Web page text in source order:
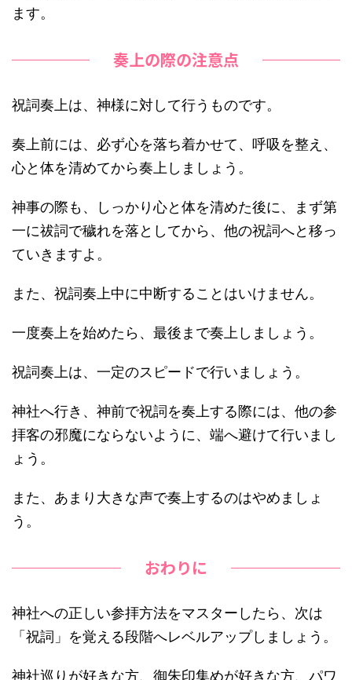
ます。
奏上の際の注意点
祝詞奏上は、神様に対して行うものです。
奏上前には、必ず心を落ち着かせて、呼吸を整え、
心と体を清めてから奏上 しましょう。
神事の際も、しっかり心と体を清めた後に、まず第
一に祓詞で穢れを落としてから、他の祝詞へと移っ
ていきますよ。
また、祝詞奏上中に中断することはいけません。
一度奏上を始めたら、最後まで奏上しましょう。
祝詞奏上は、 一定のスピードで行いましょう。
神社へ行き、神前で祝詞を奏上する際には、他の参
拝客の邪魔にならないように、 端へ避けて行いまし
ょう。
また、 あまり 大きな声で奏上するのはやめましょ
う。
おわりに
神社への正しい参拝方法をマスターしたら、次は
「祝詞」を覚える段階へレベルアップしましょう。
神社巡りが好きな方、御朱印集めが好きな方、パワ